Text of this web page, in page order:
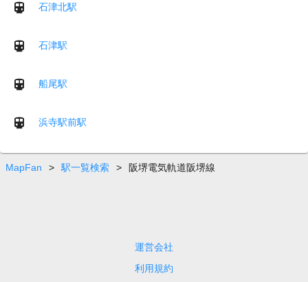
石津北駅
石津駅
船尾駅
浜寺駅前駅
MapFan > 駅一覧検索 > 阪堺電気軌道阪堺線
運営会社
利用規約